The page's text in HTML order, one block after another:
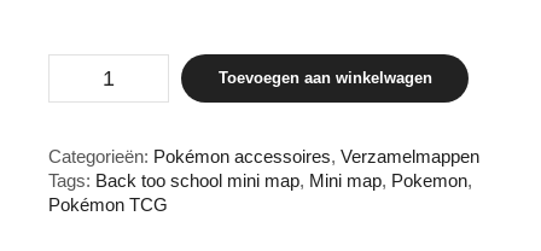
school
map
aantal
Toevoegen aan winkelwagen
Categorieën: Pokémon accessoires, Verzamelmappen
Tags: Back too school mini map, Mini map, Pokemon,
Pokémon TCG